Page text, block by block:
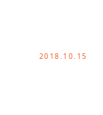
2018.10.15